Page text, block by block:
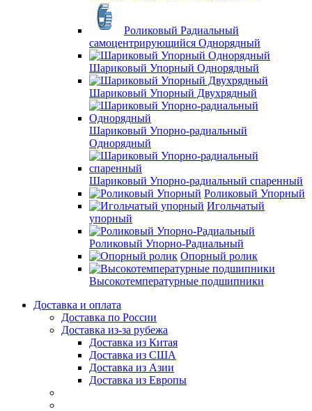
Роликовый Радиальный
самоцентрирующийся Однорядный
Шариковый Упорный Однорядный
Шариковый Упорный Двухрядный
Шариковый Упорно-радиальный
Однорядный
Шариковый Упорно-радиальный спаренный
Роликовый Упорный
Игольчатый
упорный
Роликовый Упорно-Радиальный
Опорный ролик
Высокотемпературные подшипники
Доставка и оплата
Доставка по России
Доставка из-за рубежа
Доставка из Китая
Доставка из США
Доставка из Азии
Доставка из Европы